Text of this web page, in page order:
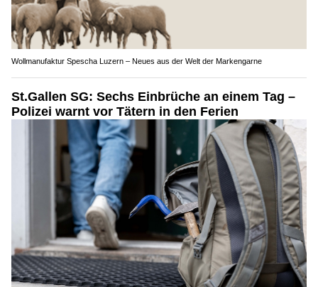
Wollmanufaktur Spescha Luzern – Neues aus der Welt der Markengarne
St.Gallen SG: Sechs Einbrüche an einem Tag –
Polizei warnt vor Tätern in den Ferien